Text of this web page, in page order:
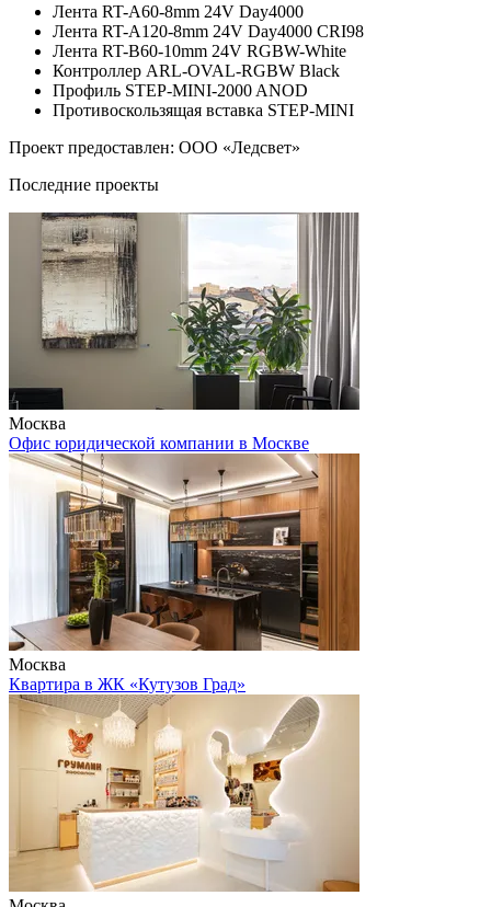
Лента RT-A60-8mm 24V Day4000
Лента RT-A120-8mm 24V Day4000 CRI98
Лента RT-B60-10mm 24V RGBW-White
Контроллер ARL-OVAL-RGBW Black
Профиль STEP-MINI-2000 ANOD
Противоскользящая вставка STEP-MINI
Проект предоставлен: ООО «Ледсвет»
Последние проекты
Москва
Офис юридической компании в Москве
Москва
Квартира в ЖК «Кутузов Град»